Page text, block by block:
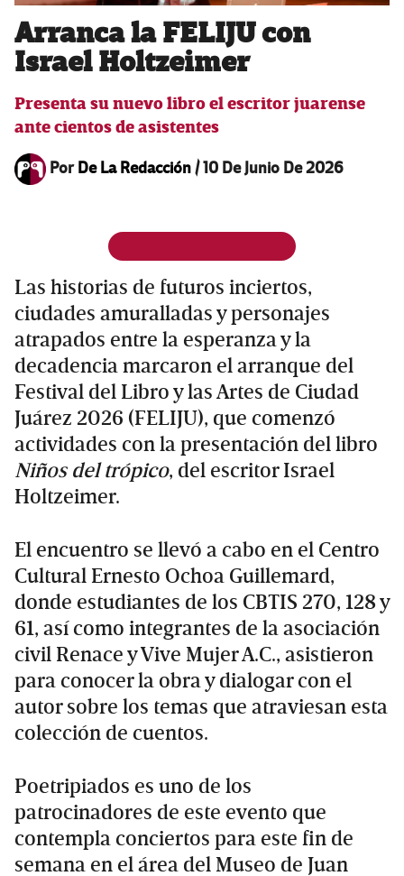
Arranca la FELIJU con
Israel Holtzeimer
Presenta su nuevo libro el escritor juarense
ante cientos de asistentes
PorDe La Redacción/10 De Junio De 2026
Las historias de futuros inciertos,
ciudades amuralladas y personajes
atrapados entre la esperanza y la
decadencia marcaron el arranque del
Festival del Libro y las Artes de Ciudad
Juárez 2026 (FELIJU), que comenzó
actividades con la presentación del libro
Niños del trópico, del escritor Israel
Holtzeimer.
El encuentro se llevó a cabo en el Centro
Cultural Ernesto Ochoa Guillemard,
donde estudiantes de los CBTIS 270, 128 y
61, así como integrantes de la asociación
civil Renace y Vive Mujer A.C., asistieron
para conocer la obra y dialogar con el
autor sobre los temas que atraviesan esta
colección de cuentos.
Poetripiados es uno de los
patrocinadores de este evento que
contempla conciertos para este fin de
semana en el área del Museo de Juan